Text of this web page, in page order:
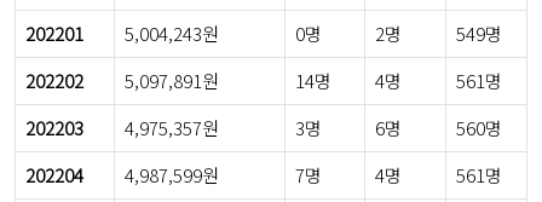
202201
5,004,243원 0명 2명
549명
202202
5,097,891원 14명 4명
561명
202203
4,975,357원 3명 6명
560명
202204
4,987,599원 7명 4명
561명